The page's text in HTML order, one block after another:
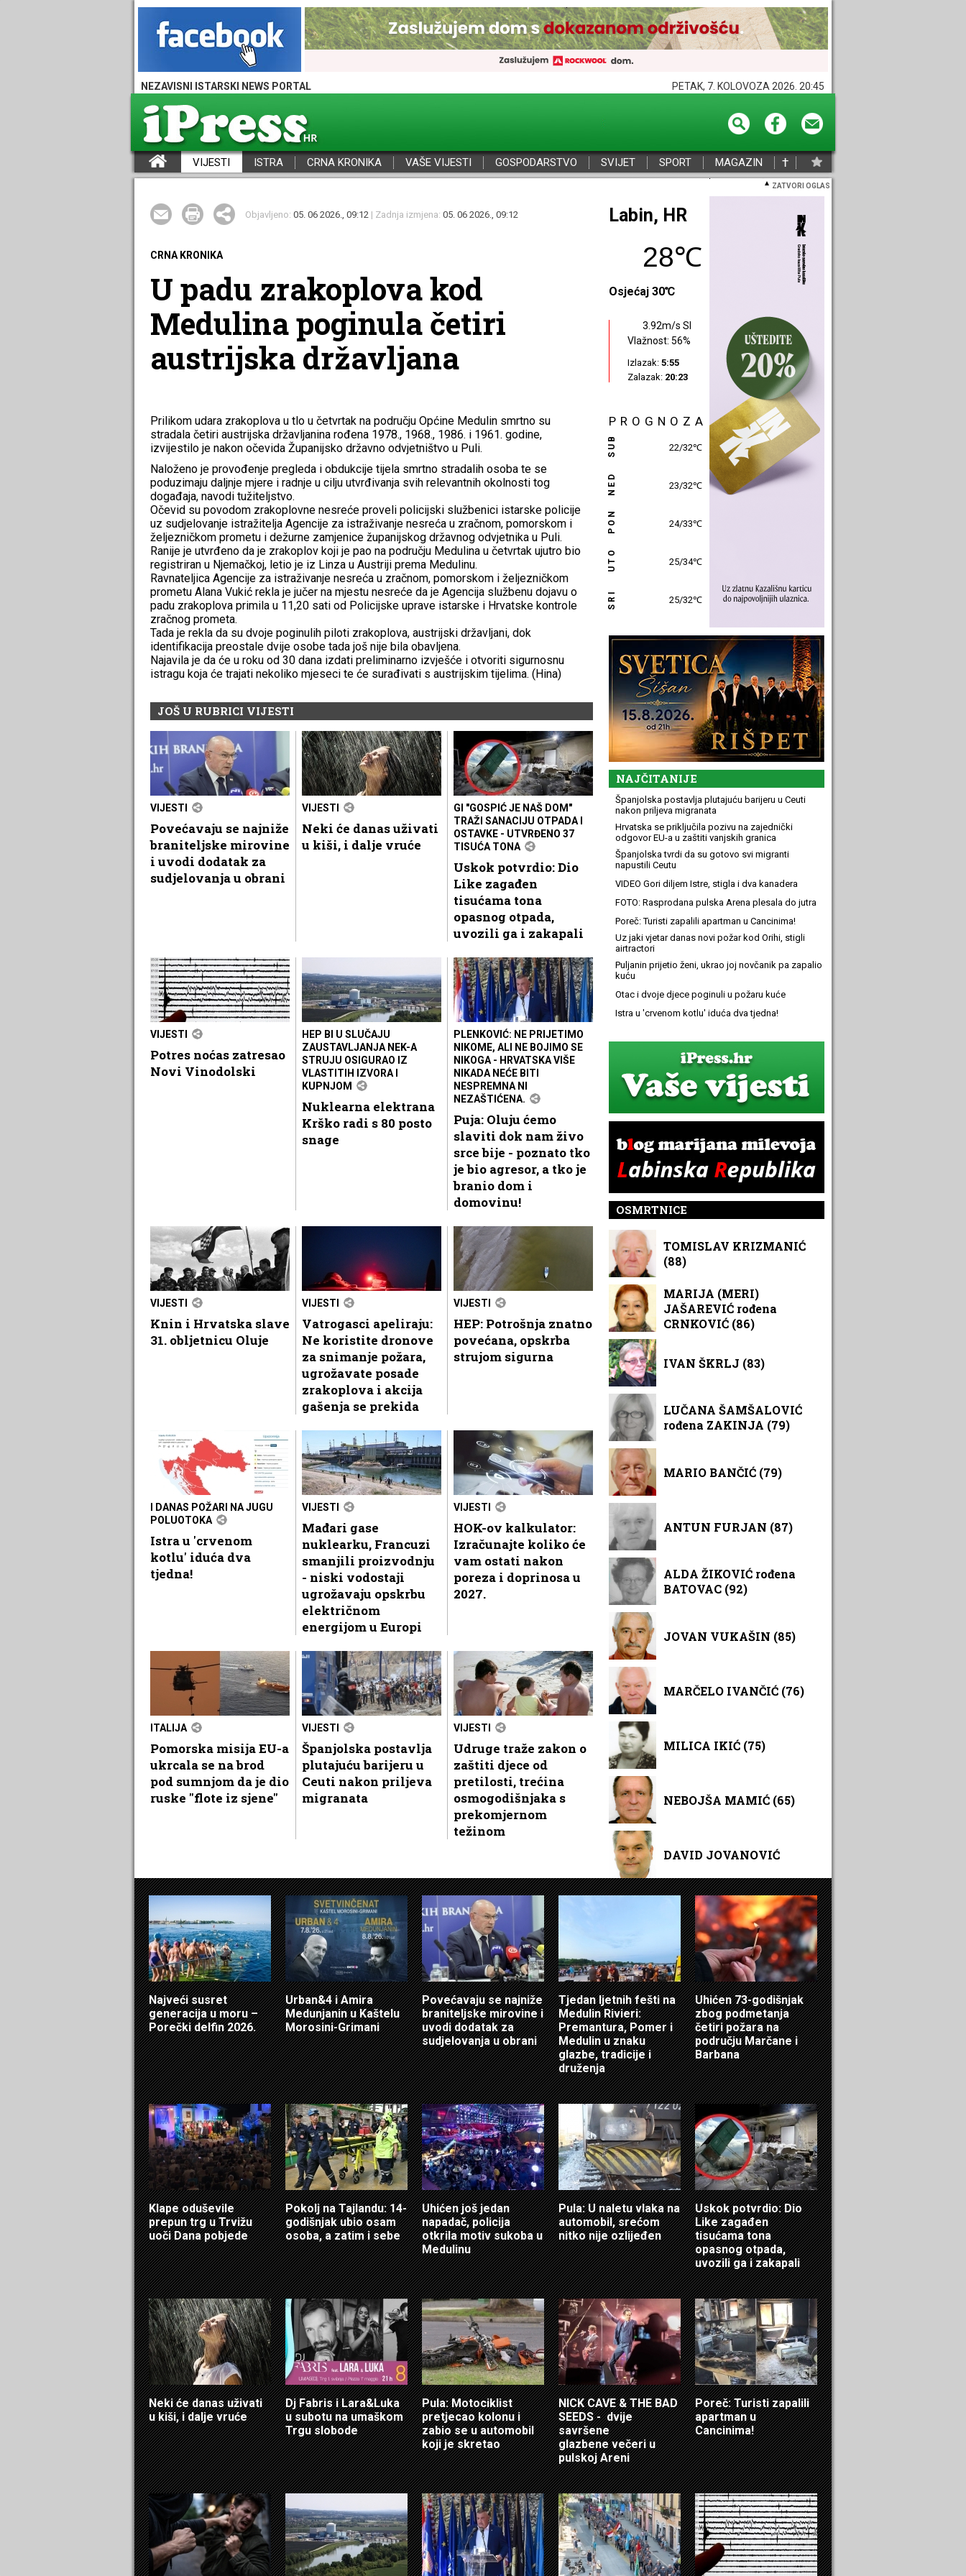
NEZAVISNI ISTARSKI NEWS PORTAL PETAK, 7. KOLOVOZA 2026. 20:45
VIJESTI ISTRA CRNA KRONIKA VAŠE VIJESTI GOSPODARSTVO SVIJET SPORT MAGAZIN †
ZATVORI OGLAS
Objavljeno: 05. 06 2026., 09:12 | Zadnja izmjena: 05. 06 2026., 09:12
CRNA KRONIKA
U padu zrakoplova kod
Medulina poginula četiri
austrijska državljana
Prilikom udara zrakoplova u tlo u četvrtak na području Općine Medulin smrtno su
stradala četiri austrijska državljanina rođena 1978., 1968., 1986. i 1961. godine,
izvijestilo je nakon očevida Županijsko državno odvjetništvo u Puli.
Naloženo je provođenje pregleda i obdukcije tijela smrtno stradalih osoba te se
poduzimaju daljnje mjere i radnje u cilju utvrđivanja svih relevantnih okolnosti tog
događaja, navodi tužiteljstvo.
Očevid su povodom zrakoplovne nesreće proveli policijski službenici istarske policije
uz sudjelovanje istražitelja Agencije za istraživanje nesreća u zračnom, pomorskom i
željezničkom prometu i dežurne zamjenice županijskog državnog odvjetnika u Puli.
Ranije je utvrđeno da je zrakoplov koji je pao na području Medulina u četvrtak ujutro bio
registriran u Njemačkoj, letio je iz Linza u Austriji prema Medulinu.
Ravnateljica Agencije za istraživanje nesreća u zračnom, pomorskom i željezničkom
prometu Alana Vukić rekla je jučer na mjestu nesreće da je Agencija službenu dojavu o
padu zrakoplova primila u 11,20 sati od Policijske uprave istarske i Hrvatske kontrole
zračnog prometa.
Tada je rekla da su dvoje poginulih piloti zrakoplova, austrijski državljani, dok
identifikacija preostale dvije osobe tada još nije bila obavljena.
Najavila je da će u roku od 30 dana izdati preliminarno izvješće i otvoriti sigurnosnu
istragu koja će trajati nekoliko mjeseci te će surađivati s austrijskim tijelima. (Hina)
JOŠ U RUBRICI VIJESTI
VIJESTI
Povećavaju se najniže
braniteljske mirovine
i uvodi dodatak za
sudjelovanja u obrani
VIJESTI
Neki će danas uživati
u kiši, i dalje vruće
GI "GOSPIĆ JE NAŠ DOM"
TRAŽI SANACIJU OTPADA I
OSTAVKE - UTVRĐENO 37
TISUĆA TONA
Uskok potvrdio: Dio
Like zagađen
tisućama tona
opasnog otpada,
uvozili ga i zakapali
VIJESTI
Potres noćas zatresao
Novi Vinodolski
HEP BI U SLUČAJU
ZAUSTAVLJANJA NEK-A
STRUJU OSIGURAO IZ
VLASTITIH IZVORA I
KUPNJOM
Nuklearna elektrana
Krško radi s 80 posto
snage
PLENKOVIĆ: NE PRIJETIMO
NIKOME, ALI NE BOJIMO SE
NIKOGA - HRVATSKA VIŠE
NIKADA NEĆE BITI
NESPREMNA NI
NEZAŠTIĆENA.
Puja: Oluju ćemo
slaviti dok nam živo
srce bije - poznato tko
je bio agresor, a tko je
branio dom i
domovinu!
VIJESTI
Knin i Hrvatska slave
31. obljetnicu Oluje
VIJESTI
Vatrogasci apeliraju:
Ne koristite dronove
za snimanje požara,
ugrožavate posade
zrakoplova i akcija
gašenja se prekida
VIJESTI
HEP: Potrošnja znatno
povećana, opskrba
strujom sigurna
I DANAS POŽARI NA JUGU
POLUOTOKA
Istra u 'crvenom
kotlu' iduća dva
tjedna!
VIJESTI
Mađari gase
nuklearku, Francuzi
smanjili proizvodnju
- niski vodostaji
ugrožavaju opskrbu
električnom
energijom u Europi
VIJESTI
HOK-ov kalkulator:
Izračunajte koliko će
vam ostati nakon
poreza i doprinosa u
2027.
ITALIJA
Pomorska misija EU-a
ukrcala se na brod
pod sumnjom da je dio
ruske "flote iz sjene"
VIJESTI
Španjolska postavlja
plutajuću barijeru u
Ceuti nakon priljeva
migranata
VIJESTI
Udruge traže zakon o
zaštiti djece od
pretilosti, trećina
osmogodišnjaka s
prekomjernom
težinom
Poreč, HR
30℃
Osjećaj 31℃
2.29m/s SI
Vlažnost: 45%
Izlazak: 5:57
Zalazak: 20:25
PROGNOZA
SUB 24/30℃
NED 25/30℃
PON 26/31℃
UTO 26/32℃
SRI 27/31℃
NAJČITANIJE
Španjolska postavlja plutajuću barijeru u Ceuti
nakon priljeva migranata
Hrvatska se priključila pozivu na zajednički
odgovor EU-a u zaštiti vanjskih granica
Španjolska tvrdi da su gotovo svi migranti
napustili Ceutu
VIDEO Gori diljem Istre, stigla i dva kanadera
FOTO: Rasprodana pulska Arena plesala do jutra
Poreč: Turisti zapalili apartman u Cancinima!
Uz jaki vjetar danas novi požar kod Orihi, stigli
airtractori
Puljanin prijetio ženi, ukrao joj novčanik pa zapalio
kuću
Otac i dvoje djece poginuli u požaru kuće
Istra u 'crvenom kotlu' iduća dva tjedna!
OSMRTNICE
TOMISLAV KRIZMANIĆ
(88)
MARIJA (MERI)
JAŠAREVIĆ rođena
CRNKOVIĆ (86)
IVAN ŠKRLJ (83)
LUČANA ŠAMŠALOVIĆ
rođena ZAKINJA (79)
MARIO BANČIĆ (79)
ANTUN FURJAN (87)
ALDA ŽIKOVIĆ rođena
BATOVAC (92)
JOVAN VUKAŠIN (85)
MARČELO IVANČIĆ (76)
MILICA IKIĆ (75)
NEBOJŠA MAMIĆ (65)
DAVID JOVANOVIĆ
Najveći susret
generacija u moru –
Porečki delfin 2026.
Urban&4 i Amira
Medunjanin u Kaštelu
Morosini-Grimani
Povećavaju se najniže
braniteljske mirovine i
uvodi dodatak za
sudjelovanja u obrani
Tjedan ljetnih fešti na
Medulin Rivieri:
Premantura, Pomer i
Medulin u znaku
glazbe, tradicije i
druženja
Uhićen 73-godišnjak
zbog podmetanja
četiri požara na
području Marčane i
Barbana
Klape oduševile
prepun trg u Trvižu
uoči Dana pobjede
Pokolj na Tajlandu: 14-
godišnjak ubio osam
osoba, a zatim i sebe
Uhićen još jedan
napadač, policija
otkrila motiv sukoba u
Medulinu
Pula: U naletu vlaka na
automobil, srećom
nitko nije ozlijeđen
Uskok potvrdio: Dio
Like zagađen
tisućama tona
opasnog otpada,
uvozili ga i zakapali
Neki će danas uživati
u kiši, i dalje vruće
Dj Fabris i Lara&Luka
u subotu na umaškom
Trgu slobode
Pula: Motociklist
pretjecao kolonu i
zabio se u automobil
koji je skretao
NICK CAVE & THE BAD
SEEDS - dvije
savršene
glazbene večeri u
pulskoj Areni
Poreč: Turisti zapalili
apartman u
Cancinima!